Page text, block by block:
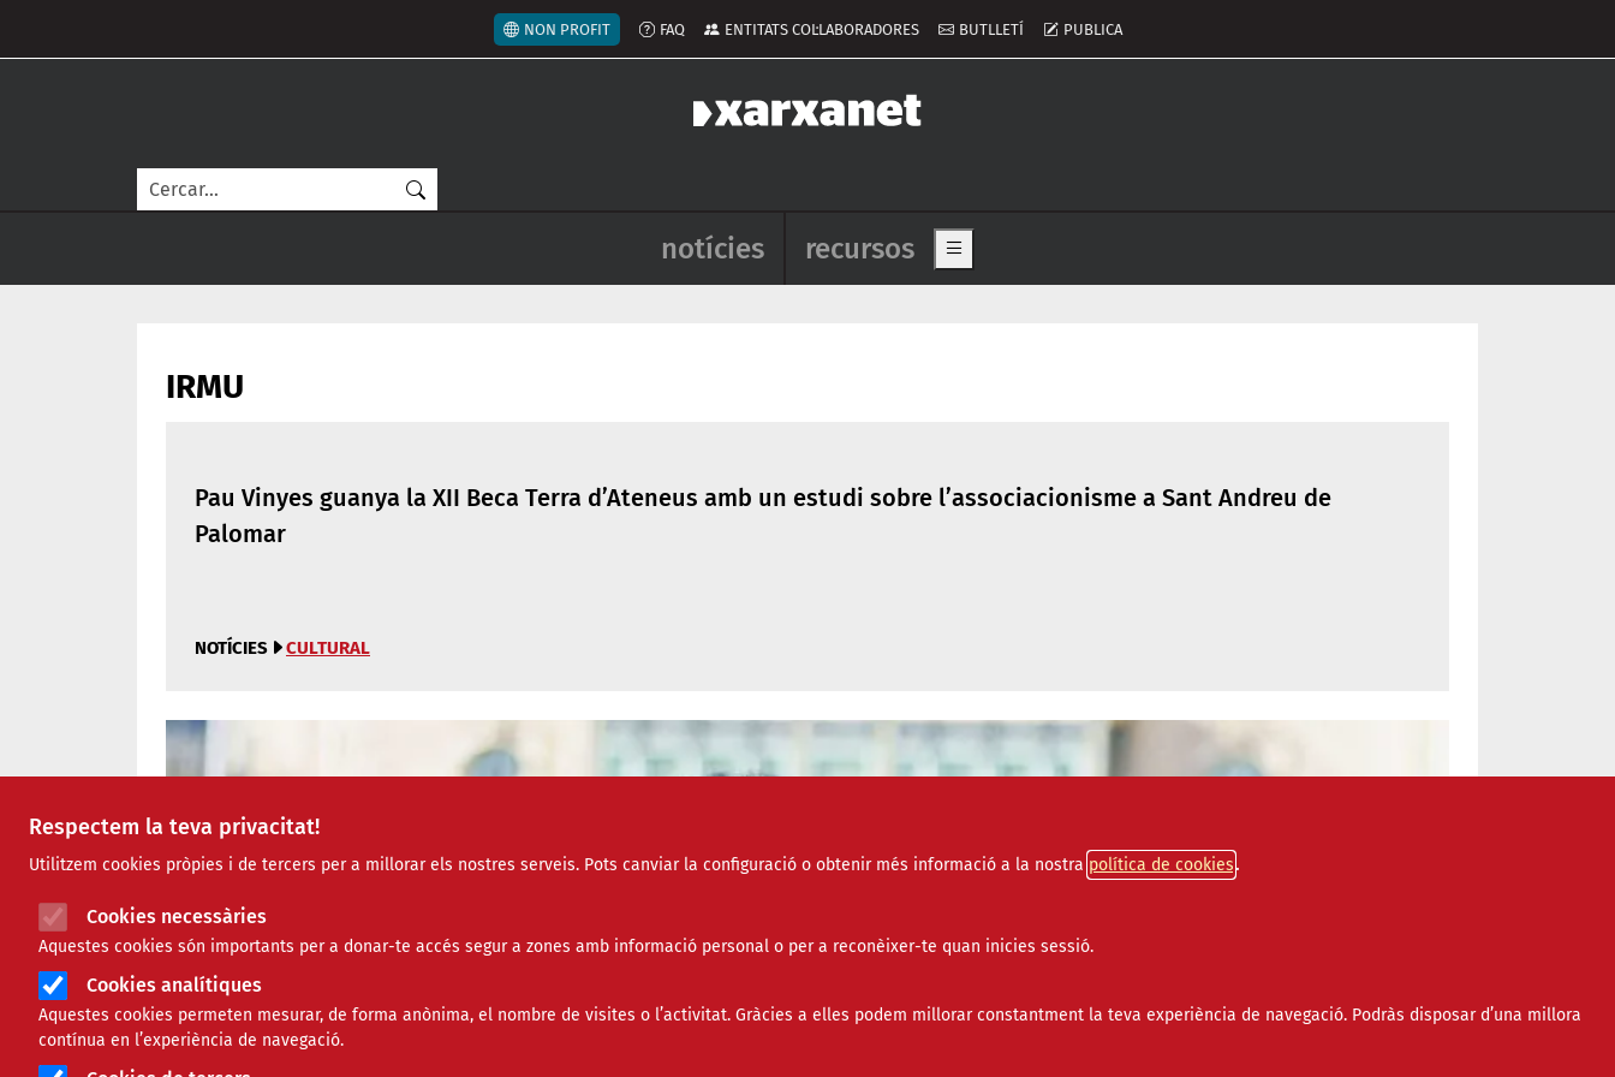
Respectem la teva privacitat!
Utilitzem cookies pròpies i de tercers per a millorar els nostres serveis. Pots canviar la configuració o obtenir més informació a la nostra política de cookies
Cookies necessàries
Aquestes cookies són importants per a donar-te accés segur a zones amb informació personal o per a reconèixer-te quan inicies sessió.
Cookies analítiques
Aquestes cookies permeten mesurar, de forma anònima, el nombre de visites o l’activitat. Gràcies a elles podem millorar constantment la teva experiència de navegació. Podràs disposar d’una millora
contínua en l’experiència de navegació.
Menú del compte d'usuari
NON PROFIT FAQ ENTITATS COL·LABORADORES BUTLLETÍ PUBLICA
Cerca
Navegació principal de l'encapçalament
notícies recursos Show main menu
IRMU
Pau Vinyes guanya la XII Beca Terra d’Ateneus amb un estudi sobre l’associacionisme a Sant Andreu de
Palomar
NOTÍCIES CULTURAL